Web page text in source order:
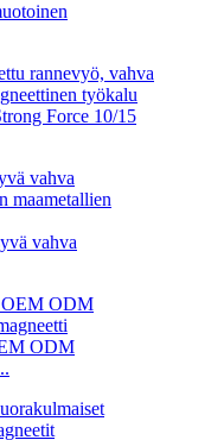
Force 10/15
vahva
ODM